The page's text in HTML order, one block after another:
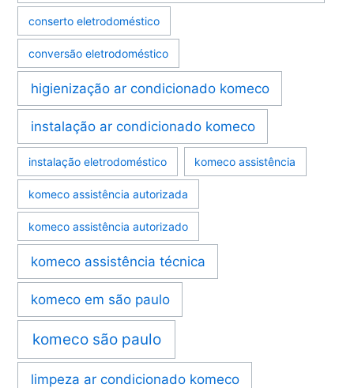
conserto eletrodoméstico
conversão eletrodoméstico
higienização ar condicionado komeco
instalação ar condicionado komeco
instalação eletrodoméstico komeco assistência
komeco assistência autorizada
komeco assistência autorizado
komeco assistência técnica
komeco em são paulo
komeco são paulo
limpeza ar condicionado komeco